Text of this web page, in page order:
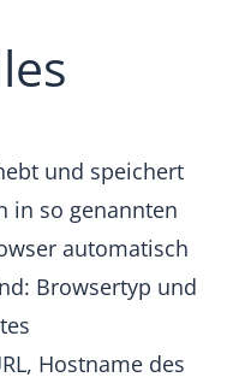
und speichert
in so genannten
automatisch
Browsertyp und
Hostname des